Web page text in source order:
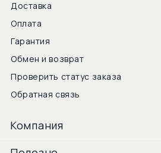
Доставка
Оплата
Гарантия
Обмен и возврат
Проверить статус заказа
Обратная связь
Компания